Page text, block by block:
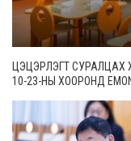
ЦЭЦЭРЛЭГТ СУРАЛЦАХ
10-23-НЫ ХООРОНД